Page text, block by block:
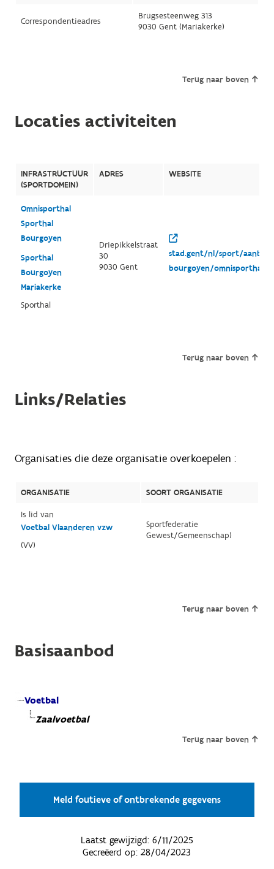
Correspondentieadres
Brugsesteenweg 313
9030 Gent (Mariakerke)
Terug naar boven
Locaties activiteiten
INFRASTRUCTUUR
(SPORTDOMEIN)
ADRES WEBSITE
Omnisporthal
Sporthal
Bourgoyen
Sporthal
Bourgoyen
Mariakerke
Sporthal
Driepikkelstraat
30
9030 Gent
stad.gent/nl/sport/
bourgoyen/omnisporthal
Terug naar boven
Links/Relaties
Organisaties die deze organisatie overkoepelen :
ORGANISATIE
SOORT ORGANISATIE
Is lid van
Voetbal Vlaanderen vzw
(VV)
Sportfederatie
Gewest/Gemeenschap)
Terug naar boven
Basisaanbod
Voetbal
Zaalvoetbal
Terug naar boven
Meld foutieve of ontbrekende gegevens
Laatst gewijzigd: 6/11/2025
Gecreëerd op:28/04/2023